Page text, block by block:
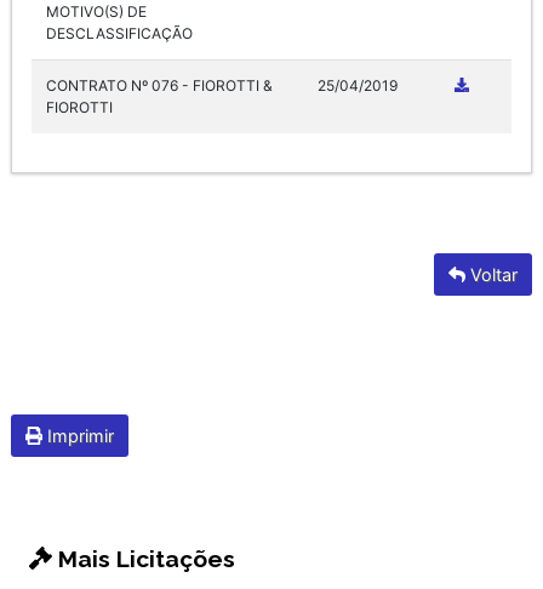
MOTIVO(S) DE
DESCLASSIFICAÇÃO
CONTRATO Nº 076 - FIOROTTI &
FIOROTTI
25/04/2019
Voltar
Imprimir
Mais Licitações